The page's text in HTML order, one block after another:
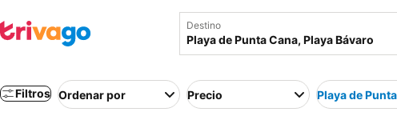
Destino
Filtros Ordenar por Precio Playa de